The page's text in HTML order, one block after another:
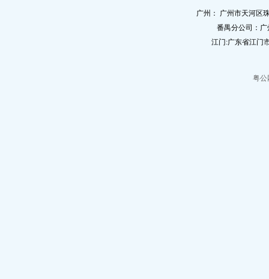
广州： 广州市天河区
番禺分公司：
江门:广东省江门
粤公